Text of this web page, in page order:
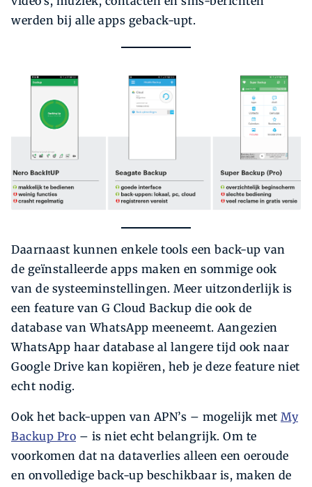
werden bij alle apps geback-upt.
Daarnaast kunnen enkele tools een back-up van
de geïnstalleerde apps maken en sommige ook
van de systeeminstellingen. Meer uitzonderlijk is
een feature van G Cloud Backup die ook de
database van WhatsApp meeneemt. Aangezien
WhatsApp haar database al langere tijd ook naar
Google Drive kan kopiëren, heb je deze feature niet
echt nodig.
Ook het back-uppen van APN’s – mogelijk met My
Backup Pro – is niet echt belangrijk. Om te
voorkomen dat na dataverlies alleen een oeroude
en onvolledige back-up beschikbaar is, maken de